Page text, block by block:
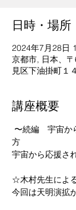
日時・場所
2024年7月28日
京都市, 日本、
見区下油掛町１
講座概要
〜続編　宇宙か
方
宇宙から応援さ
☆木村先生によ
今回は天明演拡